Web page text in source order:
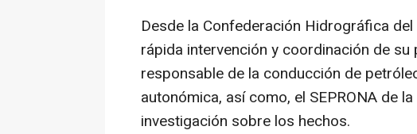
Desde la Confederación Hidrográfica
rápida intervención y coordinación de
responsable de la conducción de
autonómica, así como, el SEPRONA de
investigación sobre los hechos.